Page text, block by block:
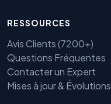
RESSOURCES
Avis Clients (7200+)
Questions Fréquentes
Contacter un Expert
Mises à jour & Évolutions